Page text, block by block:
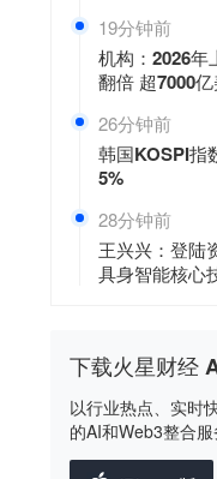
19分钟前
机构：2026年
翻倍 超7000
26分钟前
韩国KOSPI指
5%
28分钟前
王兴兴：登陆
具身智能核心
下载火星财经
以行业热点、实时
的AI和Web3整合服